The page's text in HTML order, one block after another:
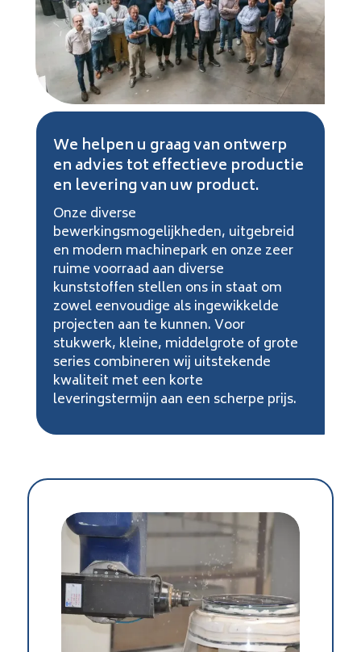
We helpen u graag van ontwerp
en advies tot effectieve productie
en levering van uw product.
Onze diverse
bewerkingsmogelijkheden, uitgebreid
en modern machinepark en onze zeer
ruime voorraad aan diverse
kunststoffen stellen ons in staat om
zowel eenvoudige als ingewikkelde
projecten aan te kunnen. Voor
stukwerk, kleine, middelgrote of grote
series combineren wij uitstekende
kwaliteit met een korte
leveringstermijn aan een scherpe prijs.